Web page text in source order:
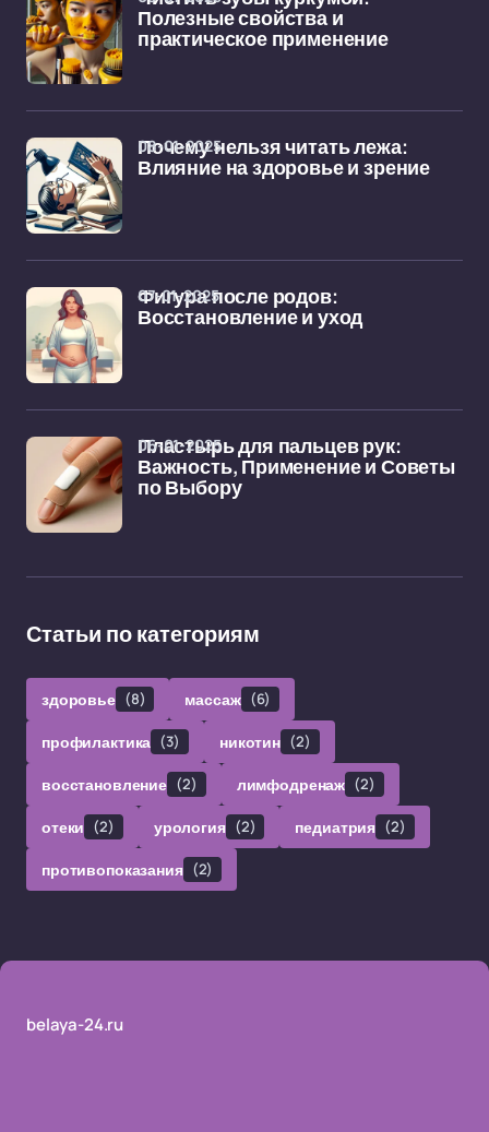
Полезные свойства и
практическое применение
Почему нельзя читать лежа:
Влияние на здоровье и зрение
08-01-2025
Фигура после родов:
Восстановление и уход
07-01-2025
Пластырь для пальцев рук:
Важность, Применение и Советы
по Выбору
06-01-2025
Статьи по категориям
здоровье (8) массаж (6)
профилактика (3) никотин (2)
восстановление (2) лимфодренаж (2)
отеки (2) урология (2) педиатрия (2)
противопоказания (2)
belaya-24.ru